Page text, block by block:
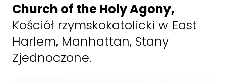
Church of the Holy Agony,
Kościół rzymskokatolicki w East
Harlem, Manhattan, Stany
Zjednoczone.